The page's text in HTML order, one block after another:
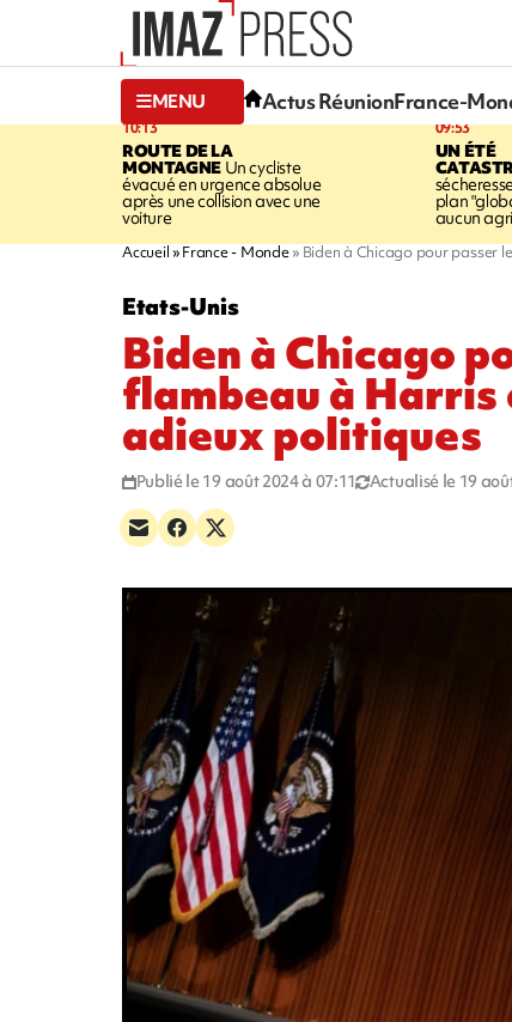
MENU Actus RéunionFrance-
10:13
ROUTE DE LA
MONTAGNEUn cycliste
évacué en urgence absolue
après une collision avec une
voiture
09:53
UN ÉTÉ
plan
aucun
Accueil France - Monde Biden à Chicago pour passer
Etats-Unis
Biden à Chicago
flambeau à Harris
adieux politiques
Publié le 19 août 2024 à 07:11 Actualisé le 19